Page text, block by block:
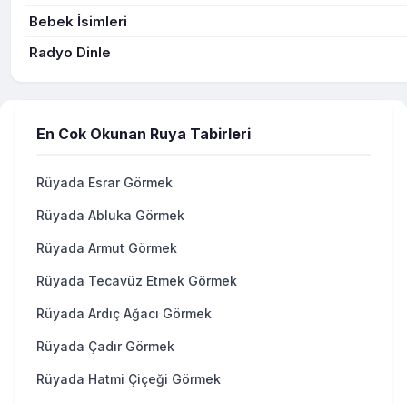
Bebek İsimleri
Radyo Dinle
En Cok Okunan Ruya Tabirleri
Rüyada Esrar Görmek
Rüyada Abluka Görmek
Rüyada Armut Görmek
Rüyada Tecavüz Etmek Görmek
Rüyada Ardıç Ağacı Görmek
Rüyada Çadır Görmek
Rüyada Hatmi Çiçeği Görmek